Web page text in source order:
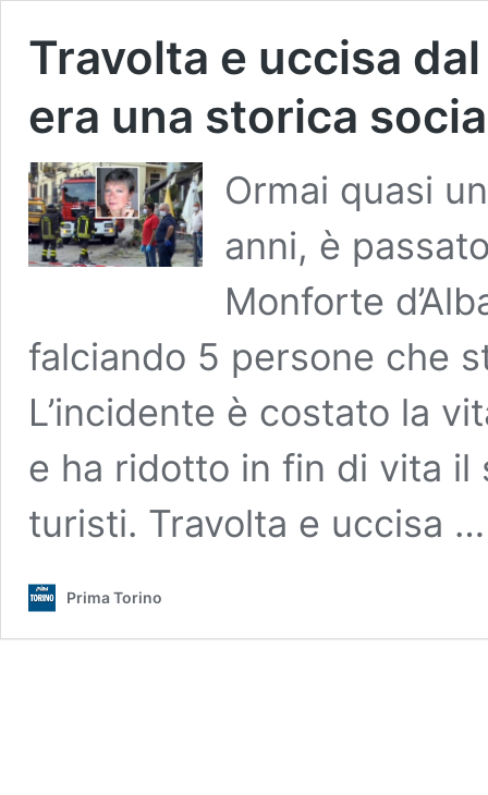
Travolta e uccisa
era una storica
Ormai quasi
anni, è
Monforte
falciando 5 persone che
L’incidente è costato la
e ha ridotto in fin di vita il
turisti. Travolta e uccisa
Prima Torino